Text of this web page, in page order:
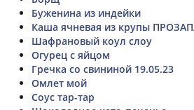
Буженина из индейки
Каша ячневая из крупы
Шафрановый коул слоу
Огурец с яйцом
Гречка со свининой 19.05.23
Омлет мой
Соус тар-тар